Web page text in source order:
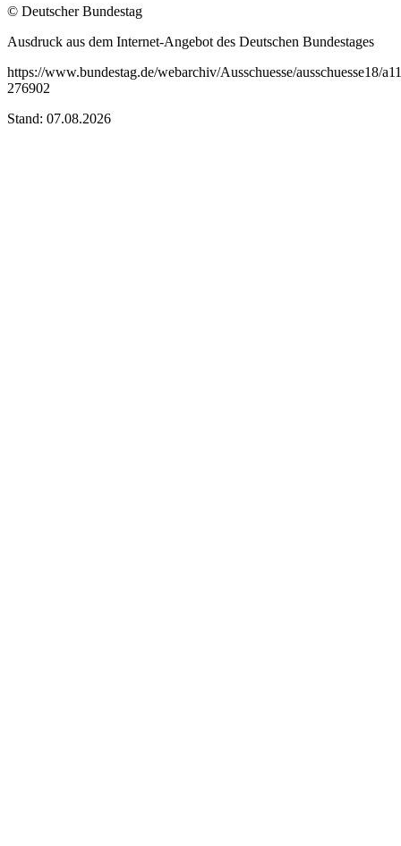
© Deutscher Bundestag
Ausdruck aus dem Internet-Angebot des Deutschen Bundestages
https://www.bundestag.de/webarchiv/Ausschuesse/ausschuesse18/
276902
Stand: 07.08.2026